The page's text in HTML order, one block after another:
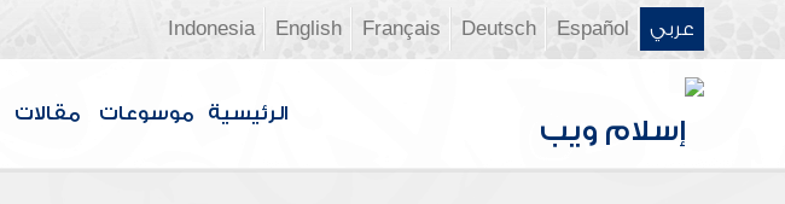
عربي Español
Deutsch
Français
English
Indonesia
الرئيسية موسوعات مقالات